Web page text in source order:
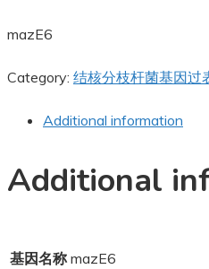
mazE6
Category: 结核分枝杆菌基因过
Additional information
Additional
基因名称 mazE6